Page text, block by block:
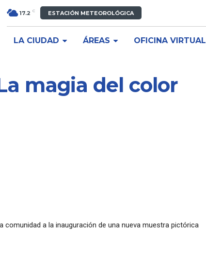
17.2 C ESTACIÓN METEOROLÓGICA
LA CIUDAD ÁREAS OFICINA VIRTUAL
magia del color
comunidad a la inauguración de una nueva muestra pictórica